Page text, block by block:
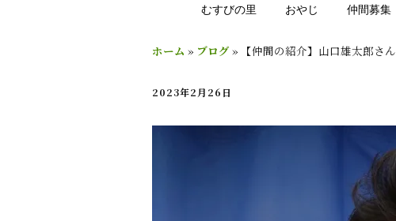
むすびの里 おやじ 仲間募集
ホーム » ブログ » 【仲間の紹介】山口雄太郎さん
2023年2月26日